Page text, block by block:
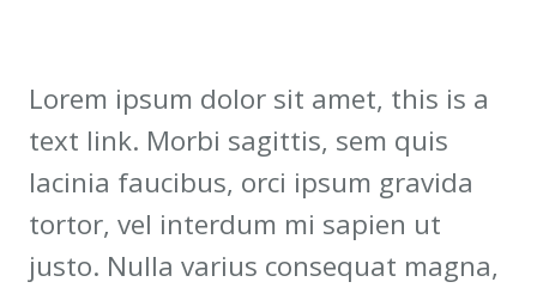
Lorem ipsum dolor sit amet, this is a
text link. Morbi sagittis, sem quis
lacinia faucibus, orci ipsum gravida
tortor, vel interdum mi sapien ut
justo. Nulla varius consequat magna,